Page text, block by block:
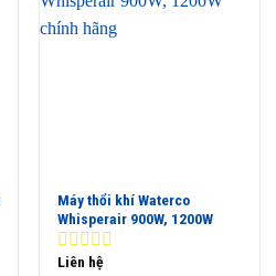
Máy thổi khí Waterco
Whisperair 900W, 1200W
0
Liên hệ